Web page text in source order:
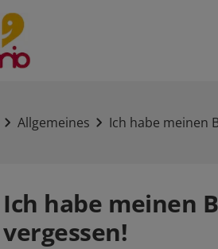
Allgemeines Ich habe meinen
Ich habe meinen
vergessen!